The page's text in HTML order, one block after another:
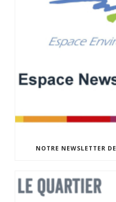
NOTRE NEWSLETTER